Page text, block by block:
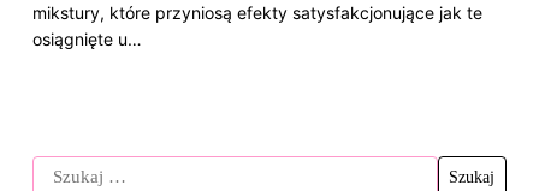
mikstury, które przyniosą efekty satysfakcjonujące jak te
osiągnięte u…